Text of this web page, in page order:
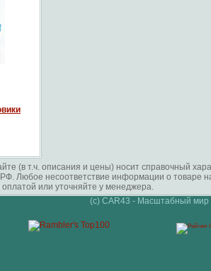
(в т.ч. описания и цены) носит справочный
РФ. Любое несоответствие информации о
оплатой или уточняйте у менеджера.
(c) CAR43 - Масштабный мир